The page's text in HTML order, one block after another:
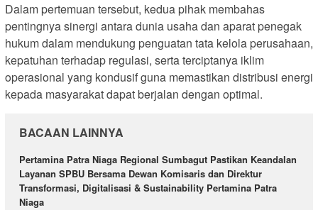
Dalam pertemuan tersebut, kedua pihak membahas
pentingnya sinergi antara dunia usaha dan aparat penegak
hukum dalam mendukung penguatan tata kelola perusahaan,
kepatuhan terhadap regulasi, serta terciptanya iklim
operasional yang kondusif guna memastikan distribusi energi
kepada masyarakat dapat berjalan dengan optimal.
BACAAN LAINNYA
Pertamina Patra Niaga Regional Sumbagut Pastikan Keandalan
Layanan SPBU Bersama Dewan Komisaris dan Direktur
Transformasi, Digitalisasi & Sustainability Pertamina Patra
Niaga